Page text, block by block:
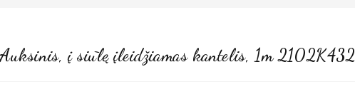
Auksinis, į siūlę įleidžiamas kantelis, 1m 2102K432